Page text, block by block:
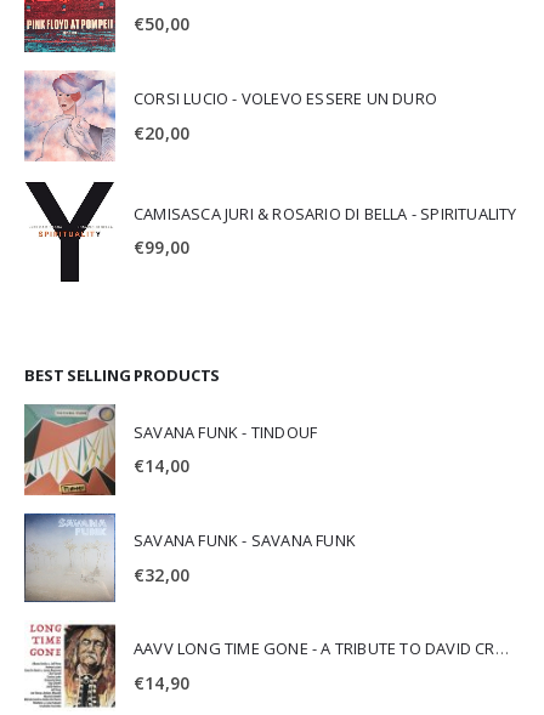
€50,00
CORSI LUCIO - VOLEVO ESSERE UN DURO
€20,00
CAMISASCA JURI & ROSARIO DI BELLA - SPIRITUALITY
€99,00
BEST SELLING PRODUCTS
SAVANA FUNK - TINDOUF
€14,00
SAVANA FUNK - SAVANA FUNK
€32,00
AAVV LONG TIME GONE - A TRIBUTE TO DAVID CROSBY
€14,90